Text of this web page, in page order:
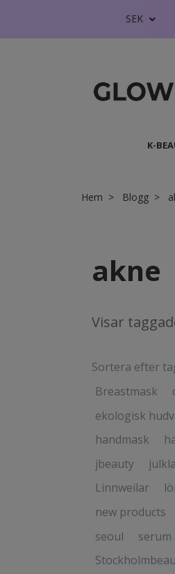
SEK
K-
Hem Blogg
akne
Visar
Sortera efter
Breastmask
ekologisk
handmask
jbeauty
Linnweilar
new products
seoul
serum